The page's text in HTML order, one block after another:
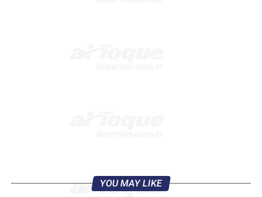
YOU MAY LIKE